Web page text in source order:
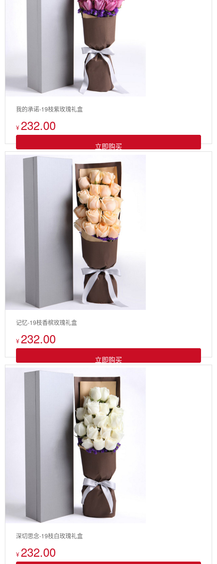
我的承诺-19枝紫玫瑰礼盒
¥232.00
立即购买
记忆-19枝香槟玫瑰礼盒
¥232.00
立即购买
深切思念-19枝白玫瑰礼盒
¥232.00